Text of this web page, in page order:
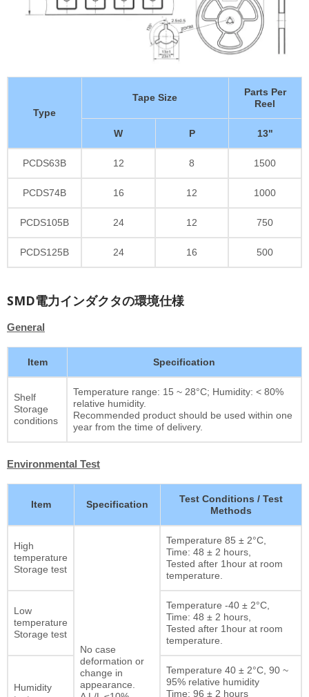
Type
Tape Size
Parts Per
Reel
W P 13"
PCDS63B 12 8 1500
PCDS74B 16 12 1000
PCDS105B 24 12 750
PCDS125B 24 16 500
SMD電力インダクタの環境仕様
General
Item Specification
Shelf
Storage
conditions
Temperature range: 15 ~ 28°C; Humidity: < 80%
relative humidity.
Recommended product should be used within one
year from the time of delivery.
Environmental Test
Item Specification
Test Conditions / Test
Methods
High
temperature
Storage test
No case
deformation or
change in
appearance.
Temperature 85 ± 2°C,
Time: 48 ± 2 hours,
Tested after 1hour at room
temperature.
Low
temperature
Storage test
Temperature -40 ± 2°C,
Time: 48 ± 2 hours,
Tested after 1hour at room
temperature.
Humidity
Temperature 40 ± 2°C, 90 ~
95% relative humidity
Time: 96 ± 2 hours